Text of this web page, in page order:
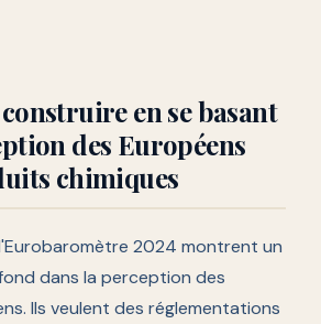
en se basant
des Européens
chimiques
2024 montrent un
dans la perception des
Ils veulent des réglementations